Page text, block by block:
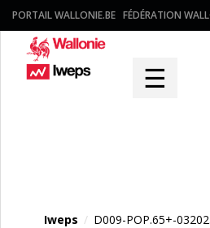
PORTAIL WALLONIE.BE FÉDÉRATION
☰
Iweps / D009-POP.65+-